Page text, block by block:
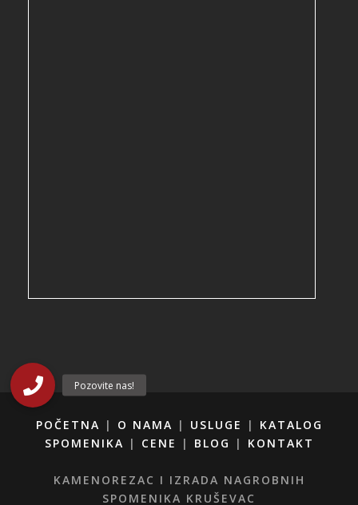
POČETNA | O NAMA | USLUGE | KATALOG
SPOMENIKA | CENE | BLOG | KONTAKT
KAMENOREZAC I IZRADA NAGROBNIH
SPOMENIKA KRUŠEVAC